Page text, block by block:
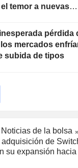
temor a nuevas
pérdida
mercados
subida de tipos
Noticias de la bolsa
de
su expansión hacia